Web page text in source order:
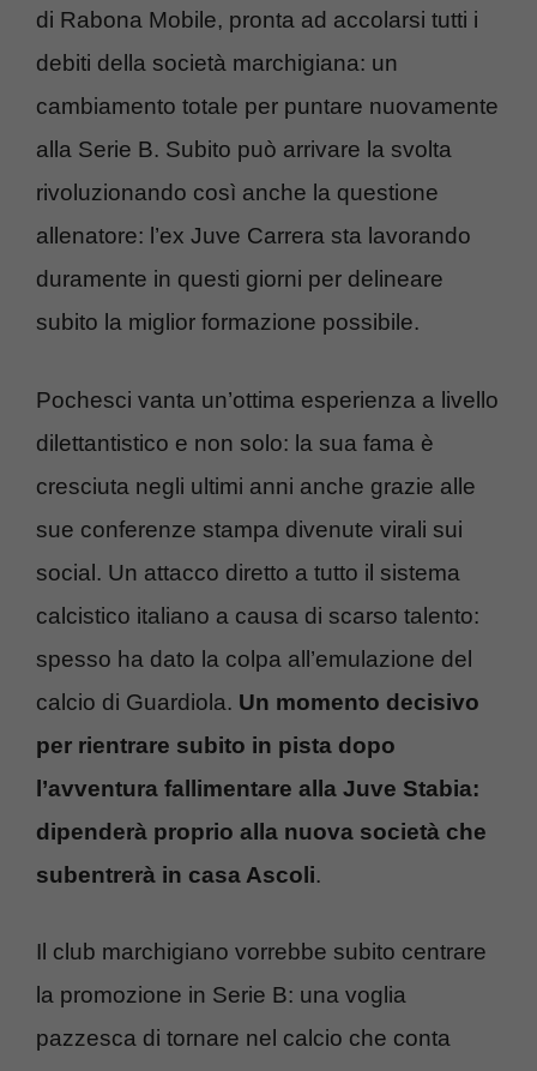
di Rabona Mobile, pronta ad accolarsi tutti i
debiti della società marchigiana: un
cambiamento totale per puntare nuovamente
alla Serie B. Subito può arrivare la svolta
rivoluzionando così anche la questione
allenatore: l’ex Juve Carrera sta lavorando
duramente in questi giorni per delineare
subito la miglior formazione possibile.
Pochesci vanta un’ottima esperienza a livello
dilettantistico e non solo: la sua fama è
cresciuta negli ultimi anni anche grazie alle
sue conferenze stampa divenute virali sui
social. Un attacco diretto a tutto il sistema
calcistico italiano a causa di scarso talento:
spesso ha dato la colpa all’emulazione del
calcio di Guardiola. Un momento decisivo
per rientrare subito in pista dopo
l’avventura fallimentare alla Juve Stabia:
dipenderà proprio alla nuova società che
subentrerà in casa Ascoli.
Il club marchigiano vorrebbe subito centrare
la promozione in Serie B: una voglia
pazzesca di tornare nel calcio che conta